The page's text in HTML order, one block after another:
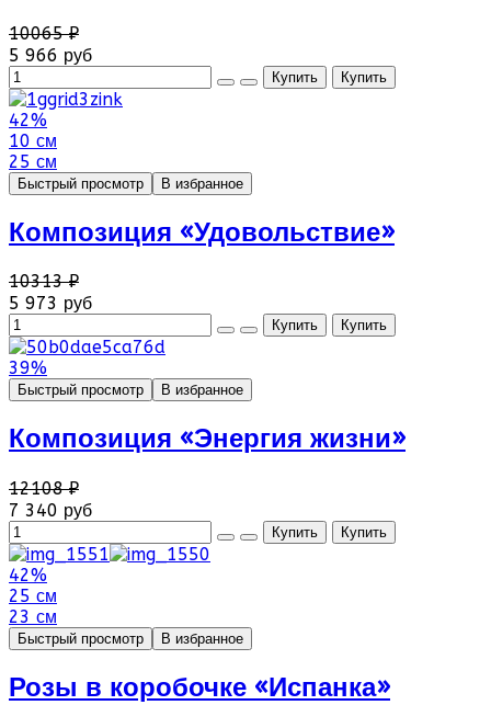
10065 ₽
5 966 руб
42%
10 см
25 см
Быстрый просмотр В избранное
Композиция «Удовольствие»
10313 ₽
5 973 руб
39%
Быстрый просмотр В избранное
Композиция «Энергия жизни»
12108 ₽
7 340 руб
42%
25 см
23 см
Быстрый просмотр В избранное
Розы в коробочке «Испанка»